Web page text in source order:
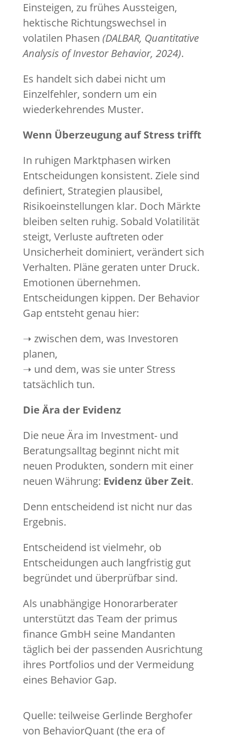
Einsteigen, zu frühes Aussteigen,
hektische Richtungswechsel in
volatilen Phasen (DALBAR, Quantitative
Analysis of Investor Behavior, 2024).
Es handelt sich dabei nicht um
Einzelfehler, sondern um ein
wiederkehrendes Muster.
Wenn Überzeugung auf Stress trifft
In ruhigen Marktphasen wirken
Entscheidungen konsistent. Ziele sind
definiert, Strategien plausibel,
Risikoeinstellungen klar. Doch Märkte
bleiben selten ruhig. Sobald Volatilität
steigt, Verluste auftreten oder
Unsicherheit dominiert, verändert sich
Verhalten. Pläne geraten unter Druck.
Emotionen übernehmen.
Entscheidungen kippen. Der Behavior
Gap entsteht genau hier:
➝ zwischen dem, was Investoren
planen,
➝ und dem, was sie unter Stress
tatsächlich tun.
Die Ära der Evidenz
Die neue Ära im Investment- und
Beratungsalltag beginnt nicht mit
neuen Produkten, sondern mit einer
neuen Währung: Evidenz über Zeit.
Denn entscheidend ist nicht nur das
Ergebnis.
Entscheidend ist vielmehr, ob
Entscheidungen auch langfristig gut
begründet und überprüfbar sind.
Als unabhängige Honorarberater
unterstützt das Team der primus
finance GmbH seine Mandanten
täglich bei der passenden Ausrichtung
ihres Portfolios und der Vermeidung
eines Behavior Gap.
Quelle: teilweise Gerlinde Berghofer
von BehaviorQuant (the era of